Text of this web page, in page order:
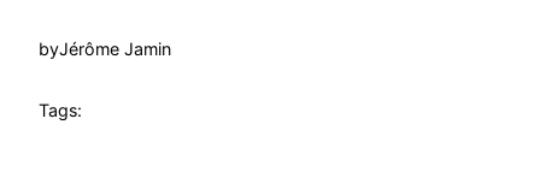
byJérôme Jamin
Tags: